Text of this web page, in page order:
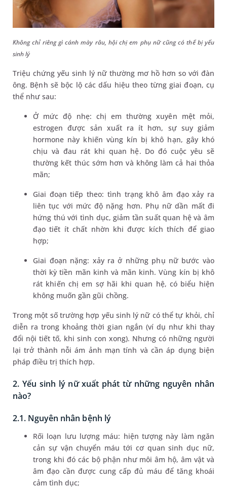
Không chỉ riêng gì cánh mày râu, hội chị em phụ nữ cũng có thể bị yếu
sinh lý
Triệu chứng yếu sinh lý nữ thường mơ hồ hơn so với đàn
ông. Bệnh sẽ bộc lộ các dấu hiệu theo từng giai đoạn, cụ
thể như sau:
Ở mức độ nhẹ: chị em thường xuyên mệt mỏi,
estrogen được sản xuất ra ít hơn, sự suy giảm
hormone này khiến vùng kín bị khô hạn, gây khó
chịu và đau rát khi quan hệ. Do đó cuộc yêu sẽ
thường kết thúc sớm hơn và không làm cả hai thỏa
mãn;
Giai đoạn tiếp theo: tình trạng khô âm đạo xảy ra
liên tục với mức độ nặng hơn. Phụ nữ dần mất đi
hứng thú với tình dục, giảm tần suất quan hệ và âm
đạo tiết ít chất nhờn khi được kích thích để giao
hợp;
Giai đoạn nặng: xảy ra ở những phụ nữ bước vào
thời kỳ tiền mãn kinh và mãn kinh. Vùng kín bị khô
rát khiến chị em sợ hãi khi quan hệ, có biểu hiện
không muốn gần gũi chồng.
Trong một số trường hợp yếu sinh lý nữ có thể tự khỏi, chỉ
diễn ra trong khoảng thời gian ngắn (ví dụ như khi thay
đổi nội tiết tố, khi sinh con xong). Nhưng có những người
lại trở thành nỗi ám ảnh mạn tính và cần áp dụng biện
pháp điều trị thích hợp.
2. Yếu sinh lý nữ xuất phát từ những nguyên nhân
nào?
2.1. Nguyên nhân bệnh lý
Rối loạn lưu lượng máu: hiện tượng này làm ngăn
cản sự vận chuyển máu tới cơ quan sinh dục nữ,
trong khi đó các bộ phận như môi âm hộ, âm vật và
âm đạo cần được cung cấp đủ máu để tăng khoái
cảm tình dục;